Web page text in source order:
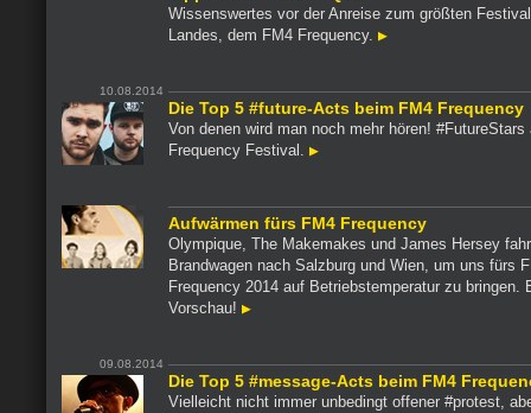
Wissenswertes vor der Anreise zum größten
Landes, dem FM4 Frequency.
10.08.2014
Die Top 5 #future-Acts beim FM4 Frequency
Von denen wird man noch mehr hören! #FutureStars
Frequency Festival.
Aufwärmen fürs FM4 Frequency
Olympique, The Makemakes und James Hersey
Brandwagen nach Salzburg und Wien, um uns fürs
Frequency 2014 auf Betriebstemperatur zu bringen.
Vorschau!
09.08.2014
Die Top 5 #message-Acts beim FM4
Vielleicht nicht immer unbedingt offener #protest,